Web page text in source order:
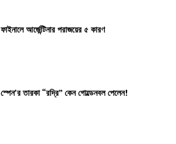
ফাইনালে আর্জেন্টিনার পরাজয়ের ৫ কারণ
স্পেন’র তারকা “রদ্রি” কেন গোল্ডেনবল পেলেন!